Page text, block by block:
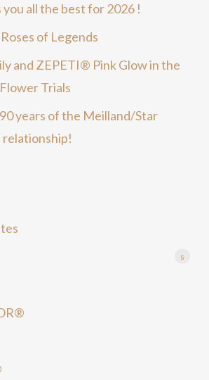
all the best for 2026 !
of Legends
and ZEPETI® Pink Glow in the
Trials
years of the Meilland/Star
relationship!
s